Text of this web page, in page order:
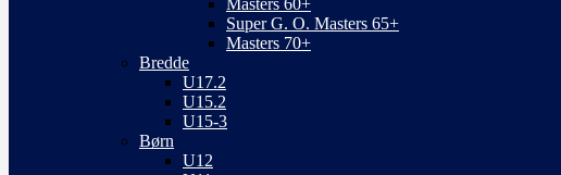
Masters 60+
Super G. O. Masters 65+
Masters 70+
Bredde
U17.2
U15.2
U15-3
Børn
U12